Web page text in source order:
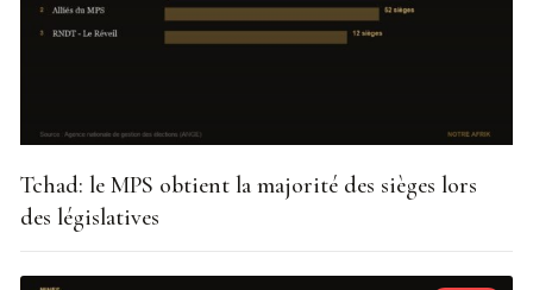
Tchad: le MPS obtient la majorité des sièges lors
des législatives